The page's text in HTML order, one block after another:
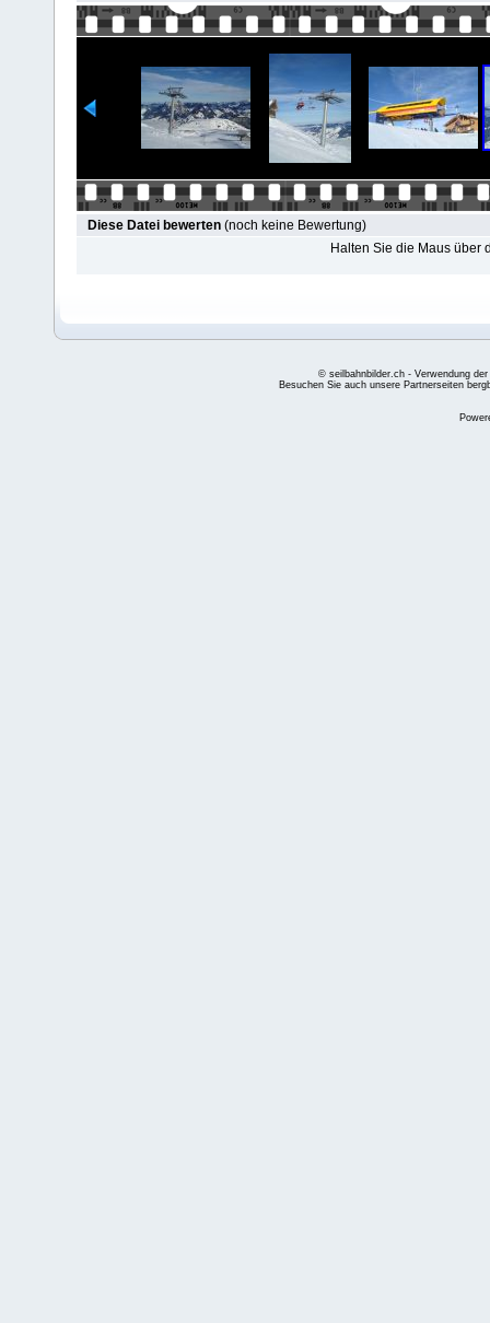
Diese Datei bewerten (noch keine Bewertung)
Halten Sie die Maus über
© seilbahnbilder.ch - Verwendung
Besuchen Sie auch unsere Partnerseiten